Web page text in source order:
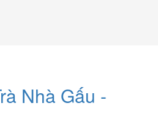
Nhà Gấu -